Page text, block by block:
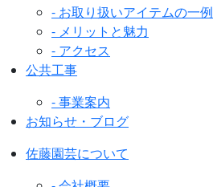
- お取り扱いアイテムの一例
- メリットと魅力
- アクセス
公共工事
- 事業案内
お知らせ・ブログ
佐藤園芸について